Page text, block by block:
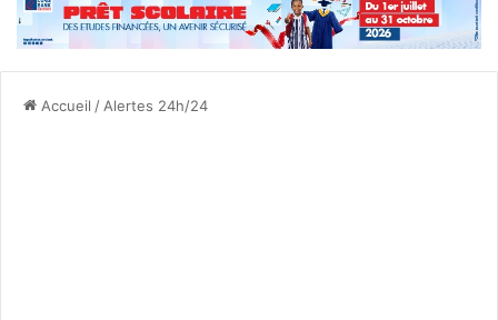
Accueil / Alertes 24h/24